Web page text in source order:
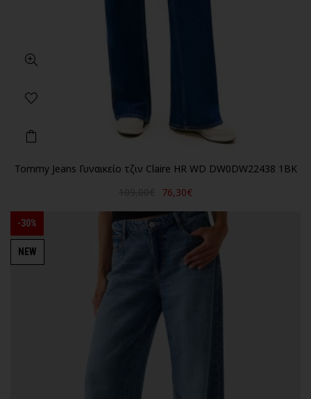
Tommy Jeans Γυναικείο τζιν Claire HR WD DW0DW22438 1BK
76,30€
-30%
NEW